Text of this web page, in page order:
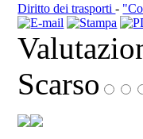
Diritto dei trasporti-
Scarso